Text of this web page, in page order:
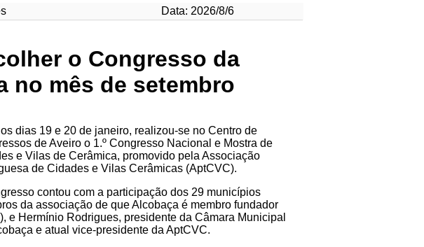
Data: 2026/8/6
o Congresso da
no mês de setembro
dias 19 e 20 de janeiro, realizou-se no Centro de
de Aveiro o 1.º Congresso Nacional e Mostra de
e Vilas de Cerâmica, promovido pela Associação
de Cidades e Vilas Cerâmicas (AptCVC).
contou com a participação dos 29 municípios
da associação de que Alcobaça é membro fundador
e Hermínio Rodrigues, presidente da Câmara Municipal
e atual vice-presidente da AptCVC.